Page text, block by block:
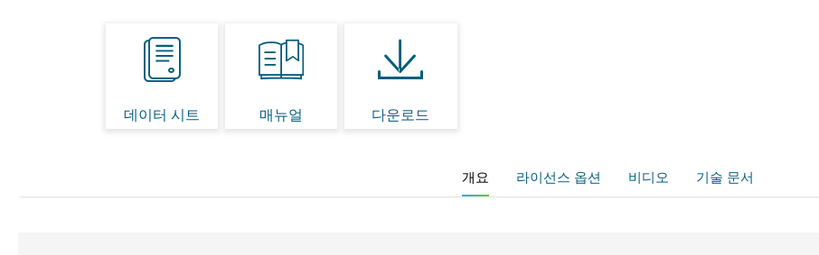
데이터 시트 매뉴얼 다운로드
개요 라이선스 옵션 비디오 기술 문서